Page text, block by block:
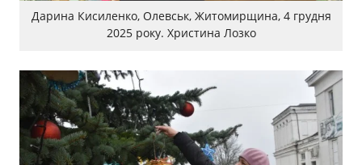
Дарина Кисиленко, Олевськ, Житомирщина, 4 грудня
2025 року. Христина Лозко